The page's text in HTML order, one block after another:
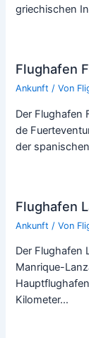
griechischen
Flughafen
Ankunft / Von
Der Flughafen
de
der
Flughafen
Ankunft / Von
Der Flughafen
Manrique-
Kilometer…